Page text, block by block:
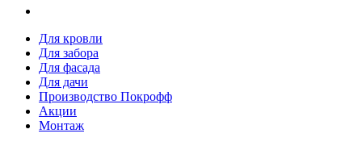
Для кровли
Для забора
Для фасада
Для дачи
Производство Покрофф
Акции
Монтаж